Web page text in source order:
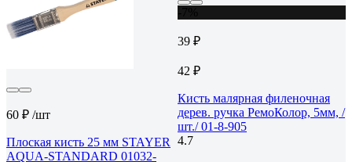
60 ₽ /шт
Плоская кисть 25 мм STAYER
AQUA-STANDARD 01032-
39 ₽
42 ₽
Кисть малярная филеночная
дерев. ручка РемоКолор, 5мм, /
шт./ 01-8-905
4.7